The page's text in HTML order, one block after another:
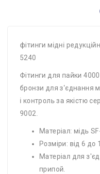
фітинги мідні
5240
Фітинги для пайки 4000
бронзи для з'єднання
і контроль за якістю
9002.
Матеріал: мідь
Розміри: від 6 до
Матеріал для
припой.